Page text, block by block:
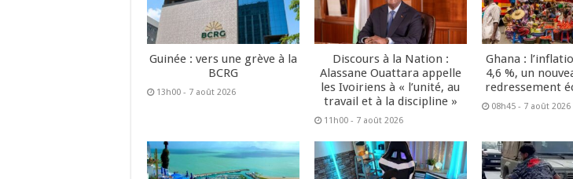
Guinée : vers une grève à la
BCRG
13h00 - 7 août 2026
Discours à la Nation :
Alassane Ouattara appelle
les Ivoiriens à « l’unité, au
travail et à la discipline »
11h00 - 7 août 2026
Ghana :
4,6 %, un
redressement
08h45 - 7 août 2026